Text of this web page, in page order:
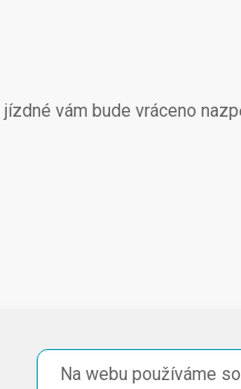
vám bude vráceno
Na webu používáme